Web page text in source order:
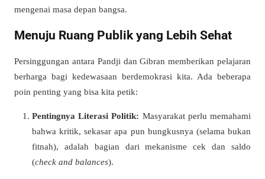
mengenai masa depan bangsa.
Menuju Ruang Publik yang Lebih Sehat
Persinggungan antara Pandji dan Gibran memberikan pelajaran
berharga bagi kedewasaan berdemokrasi kita. Ada beberapa
poin penting yang bisa kita petik:
Pentingnya Literasi Politik: Masyarakat perlu memahami
bahwa kritik, sekasar apa pun bungkusnya (selama bukan
fitnah), adalah bagian dari mekanisme cek dan saldo
(check and balances).